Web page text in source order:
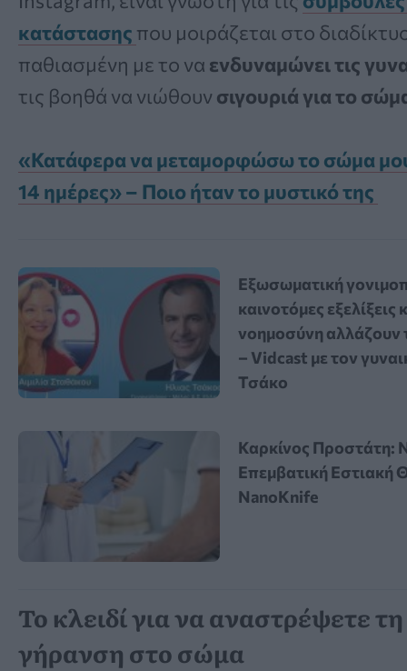
κατάστασης που μοιράζεται στο
παθιασμένη με το να ενδυναμώνει τις
τις βοηθά να νιώθουν σιγουριά για το
«Κατάφερα να μεταμορφώσω το σώμα
14 ημέρες» – Ποιο ήταν το μυστικό της
Εξωσωματική
καινοτόμες εξελίξεις
νοημοσύνη αλλάζουν
– Vidcast με τον
Τσάκο
Καρκίνος Προστάτη:
Επεμβατική Εστιακή
NanoKnife
Το κλειδί για να αναστρέψετε τη
γήρανση στο σώμα